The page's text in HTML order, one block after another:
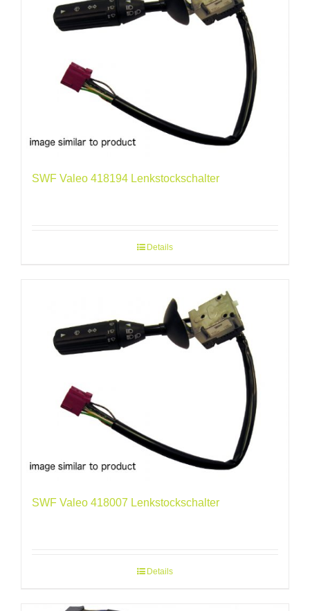
SWF Valeo 418194 Lenkstockschalter
Details
SWF Valeo 418007 Lenkstockschalter
Details